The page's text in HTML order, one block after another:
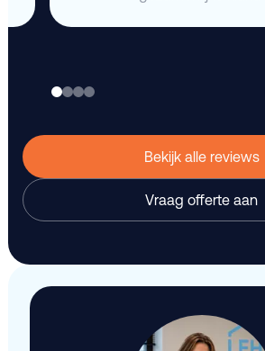
Bekijk alle reviews
Vraag offerte aan